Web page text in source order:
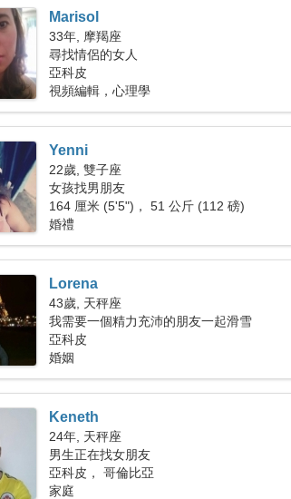
Marisol
33年, 摩羯座
尋找情侶的女人
亞科皮
視頻編輯，心理學
Yenni
22歲, 雙子座
女孩找男朋友
164 厘米 (5'5")， 51 公斤 (112 磅)
婚禮
Lorena
43歲, 天秤座
我需要一個精力充沛的朋友一起滑雪
亞科皮
婚姻
Keneth
24年, 天秤座
男生正在找女朋友
亞科皮， 哥倫比亞
家庭